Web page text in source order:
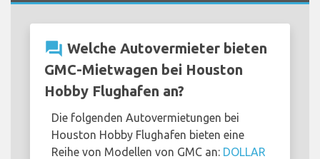
question_answer Welche Autovermieter bieten
GMC-Mietwagen bei Houston
Hobby Flughafen an?
Die folgenden Autovermietungen bei
Houston Hobby Flughafen bieten eine
Reihe von Modellen von GMC an: DOLLAR